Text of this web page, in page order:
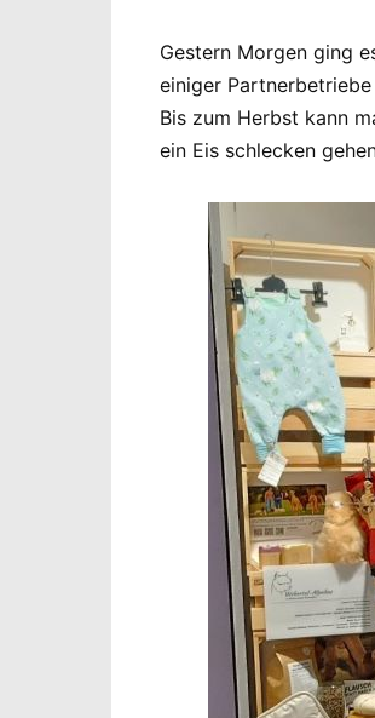
Gestern Morgen ging
einiger
Bis zum Herbst kann
ein Eis schlecken